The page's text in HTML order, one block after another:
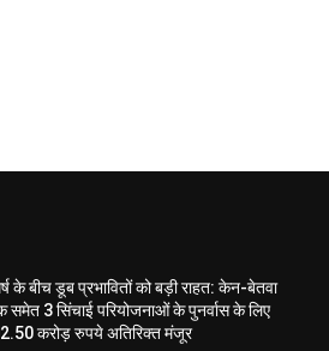
के बीच डूब प्रभावितों को बड़ी राहत: केन-बेतवा
समेत 3 सिंचाई परियोजनाओं के पुनर्वास के लिए
करोड़ रुपये अतिरिक्त मंजूर